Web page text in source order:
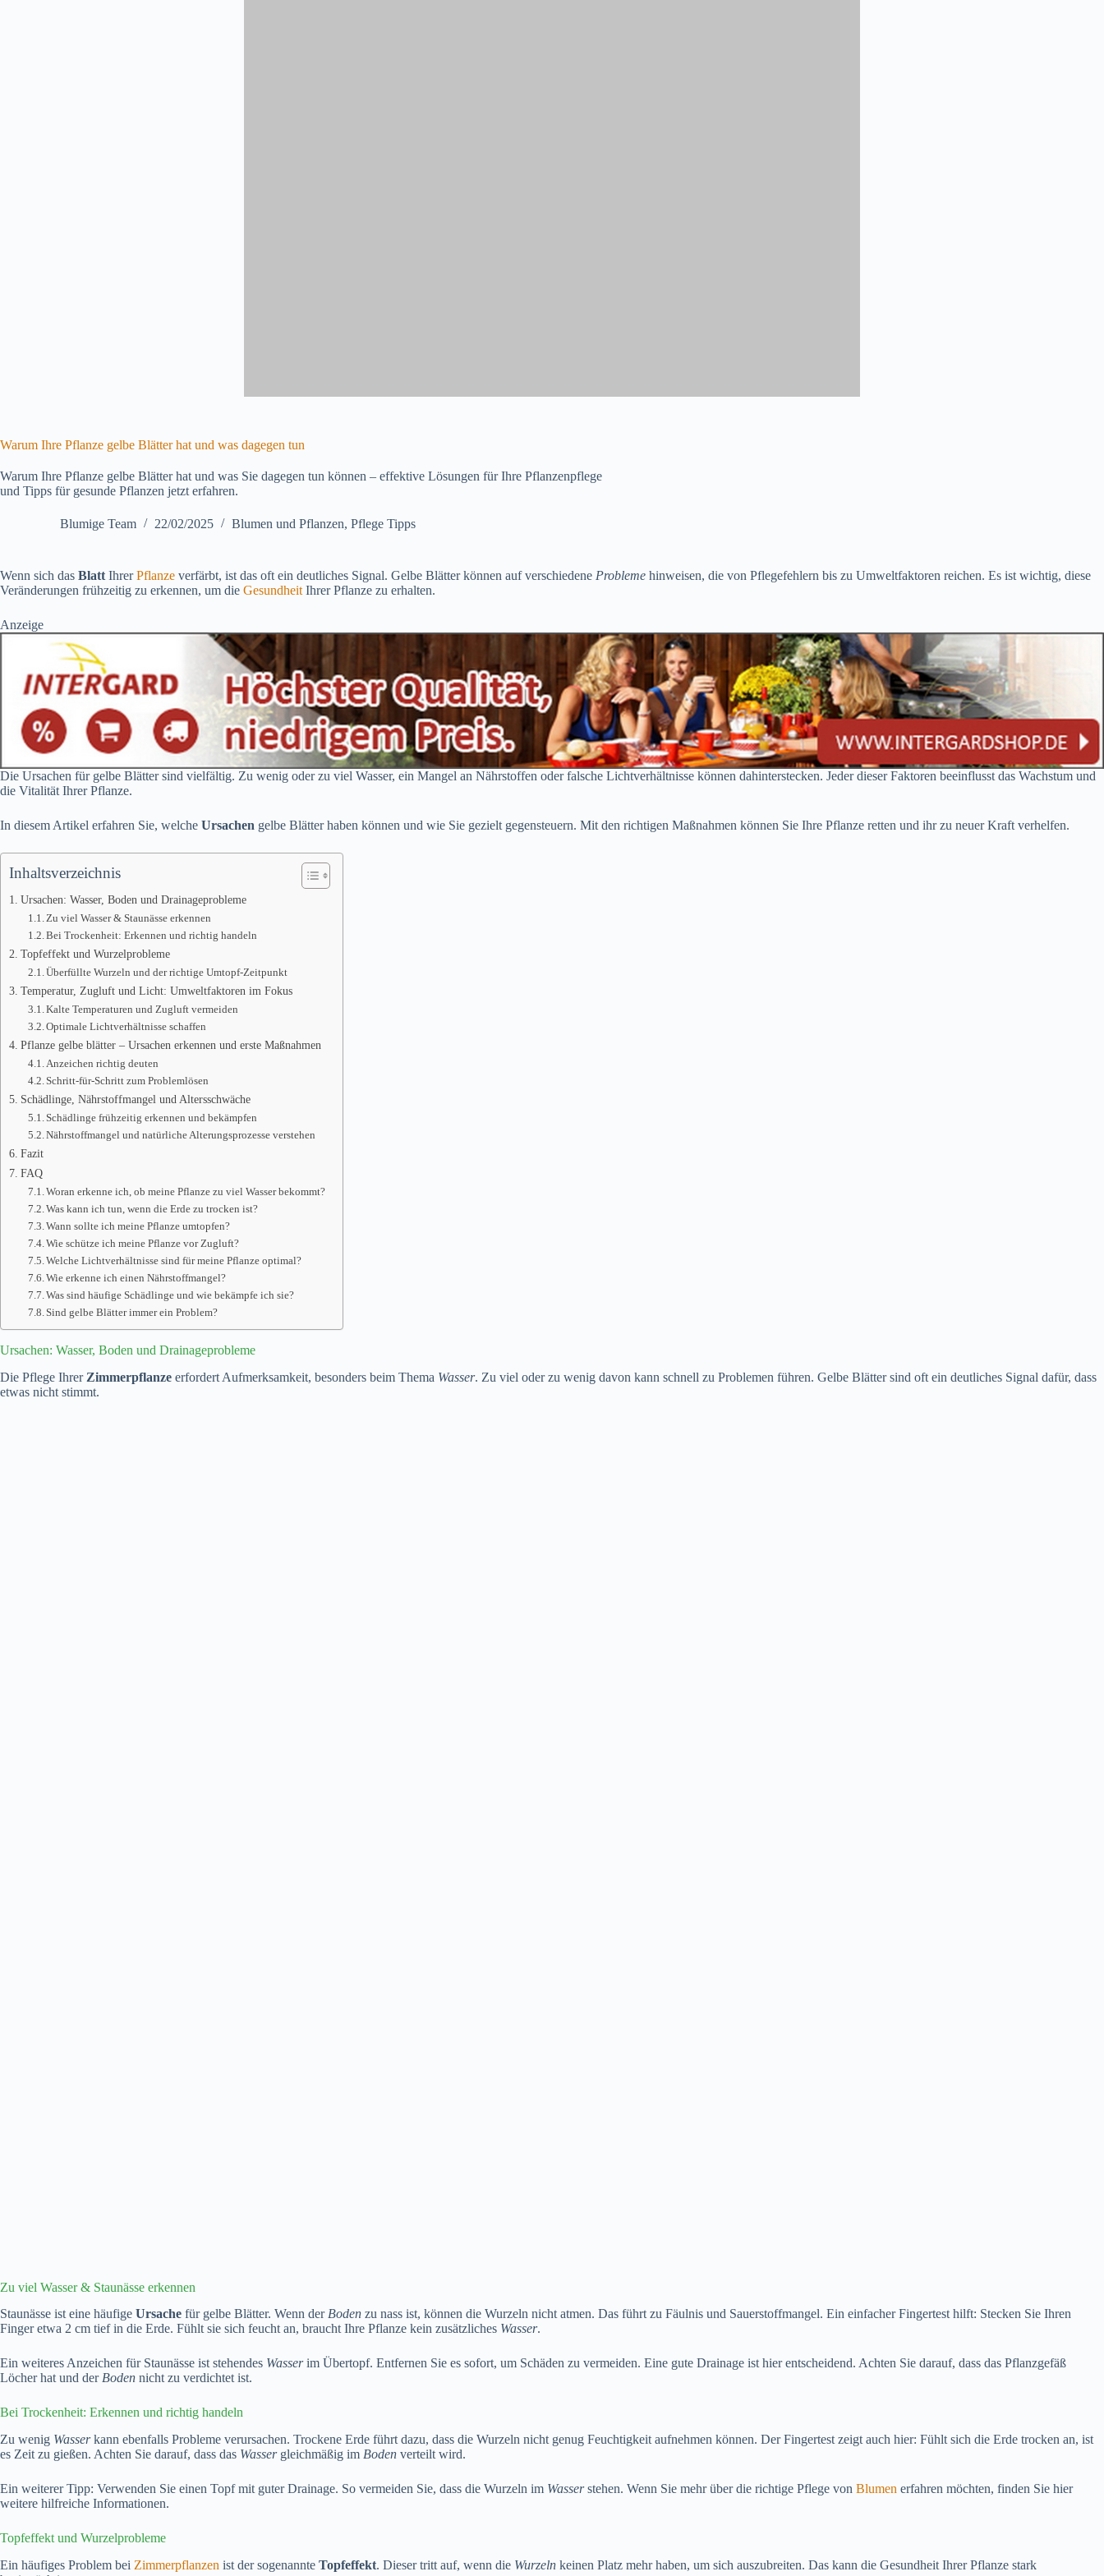
Warum Ihre Pflanze gelbe Blätter ​hat und was dagegen tun
Warum Ihre Pflanze gelbe Blätter​ hat und was Sie dagegen tun können – effektive Lösungen für Ihre Pflanzenpflege
und Tipps für gesunde Pflanzen jetzt erfahren.
Blumige Team 22/02/2025 Blumen und Pflanzen, Pflege Tipps
Wenn sich das Blatt IhrerPflanze verfärbt, ist das oft ein deutliches Signal. Gelbe Blätter können auf verschiedene Probleme hinweisen, die von Pflegefehlern bis zu Umweltfaktoren reichen. Es ist wichtig, diese
Veränderungen frühzeitig zu erkennen, um die Gesundheit Ihrer Pflanze zu erhalten.
Anzeige
Die Ursachen für gelbe Blätter sind vielfältig. Zu wenig oder zu viel Wasser, ein Mangel an Nährstoffen oder falsche Lichtverhältnisse können dahinterstecken. Jeder dieser Faktoren beeinflusst das Wachstum und
die Vitalität Ihrer Pflanze.
In diesem Artikel erfahren Sie, welche Ursachen gelbe Blätter haben können und wie Sie gezielt gegensteuern. Mit den richtigen Maßnahmen können Sie Ihre Pflanze retten und ihr zu neuer Kraft verhelfen.
Inhaltsverzeichnis
Ursachen: Wasser, Boden und Drainageprobleme
Zu viel Wasser & Staunässe erkennen
Bei Trockenheit: Erkennen und richtig handeln
Topfeffekt und Wurzelprobleme
Überfüllte Wurzeln und der richtige Umtopf-Zeitpunkt
Temperatur, Zugluft und Licht: Umweltfaktoren im Fokus
Kalte Temperaturen und Zugluft vermeiden
Optimale Lichtverhältnisse schaffen
Pflanze gelbe blätter – Ursachen erkennen und erste Maßnahmen
Anzeichen richtig deuten
Schritt-für-Schritt zum Problemlösen
Schädlinge, Nährstoffmangel und Altersschwäche
Schädlinge frühzeitig erkennen und bekämpfen
Nährstoffmangel und natürliche Alterungsprozesse verstehen
Fazit
FAQ
Woran erkenne ich, ob meine Pflanze zu viel Wasser bekommt?
Was kann ich tun, wenn die Erde zu trocken ist?
Wann sollte ich meine Pflanze umtopfen?
Wie schütze ich meine Pflanze vor Zugluft?
Welche Lichtverhältnisse sind für meine Pflanze optimal?
Wie erkenne ich einen Nährstoffmangel?
Was sind häufige Schädlinge und wie bekämpfe ich sie?
Sind gelbe Blätter immer ein Problem?
Ursachen: Wasser, Boden und Drainageprobleme
Die Pflege Ihrer Zimmerpflanze erfordert Aufmerksamkeit, besonders beim Thema Wasser. Zu viel oder zu wenig davon kann schnell zu Problemen führen. Gelbe Blätter sind oft ein deutliches Signal dafür, dass
etwas nicht stimmt.
Zu viel Wasser & Staunässe erkennen
Staunässe ist eine häufige Ursache für gelbe Blätter. Wenn der Boden zu nass ist, können die Wurzeln nicht atmen. Das führt zu Fäulnis und Sauerstoffmangel. Ein einfacher Fingertest hilft: Stecken Sie Ihren
Finger etwa 2 cm tief in die Erde. Fühlt sie sich feucht an, braucht Ihre Pflanze kein zusätzliches Wasser.
Ein weiteres Anzeichen für Staunässe ist stehendes Wasserim Übertopf. Entfernen Sie es sofort, um Schäden zu vermeiden. Eine gute Drainage ist hier entscheidend. Achten Sie darauf, dass das Pflanzgefäß
Löcher hat und der Boden nicht zu verdichtet ist.
Bei Trockenheit: Erkennen und richtig handeln
Zu wenig Wasserkann ebenfalls Probleme verursachen. Trockene Erde führt dazu, dass die Wurzeln nicht genug Feuchtigkeit aufnehmen können. Der Fingertest zeigt auch hier: Fühlt sich die Erde trocken an, ist
es Zeit zu gießen. Achten Sie darauf, dass das Wassergleichmäßig im Boden verteilt wird.
Ein weiterer Tipp: Verwenden Sie einen Topf mit guter Drainage. So vermeiden Sie, dass die Wurzeln im Wasserstehen. Wenn Sie mehr über die richtige Pflege von Blumen erfahren möchten, finden Sie hier
weitere hilfreiche Informationen.
Topfeffekt und Wurzelprobleme
Ein häufiges Problem bei Zimmerpflanzen ist der sogenannte Topfeffekt. Dieser tritt auf, wenn die Wurzeln keinen Platz mehr haben, um sich auszubreiten. Das kann die Gesundheit Ihrer Pflanze stark